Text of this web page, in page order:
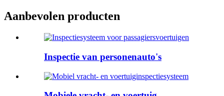
Aanbevolen producten
Inspectie van personenauto's